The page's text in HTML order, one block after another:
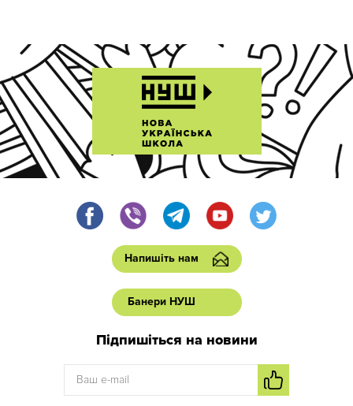
Напишіть нам
Банери НУШ
Підпишіться на новини